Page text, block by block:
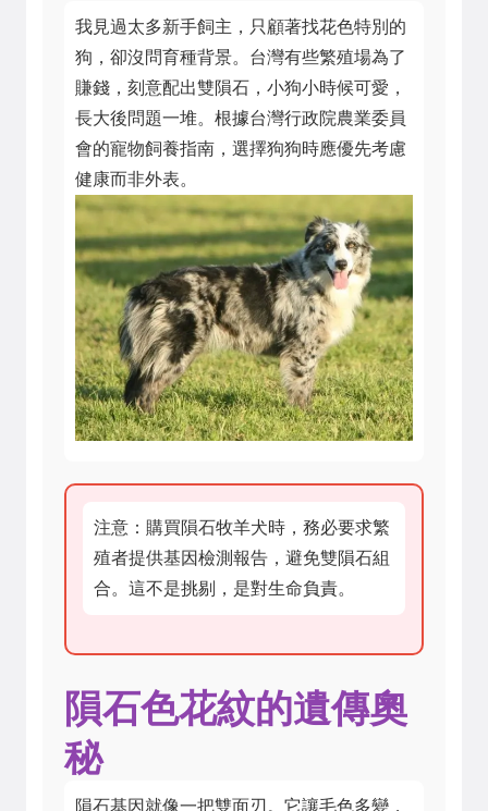
我見過太多新手飼主，只顧著找花色特別的
狗，卻沒問育種背景。台灣有些繁殖場為了
賺錢，刻意配出雙隕石，小狗小時候可愛，
長大後問題一堆。根據台灣行政院農業委員
會的寵物飼養指南，選擇狗狗時應優先考慮
健康而非外表。
注意：購買隕石牧羊犬時，務必要求繁
殖者提供基因檢測報告，避免雙隕石組
合。這不是挑剔，是對生命負責。
隕石色花紋的遺傳奧
秘
隕石基因就像一把雙面刃。它讓毛色多變，